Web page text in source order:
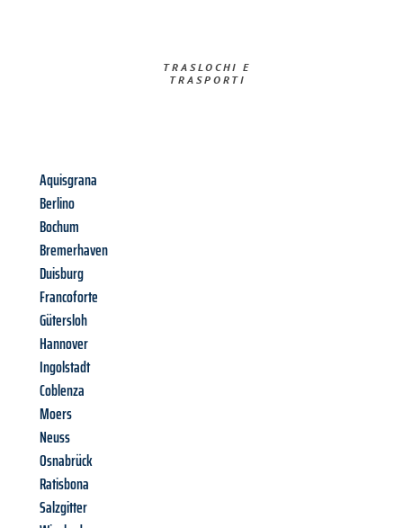
TRASLOCHI E
TRASPORTI​
Aquisgrana
Berlino
Bochum
Bremerhaven
Duisburg
Francoforte
Gütersloh
Hannover
Ingolstadt
Coblenza
Moers
Neuss
Osnabrück
Ratisbona
Salzgitter